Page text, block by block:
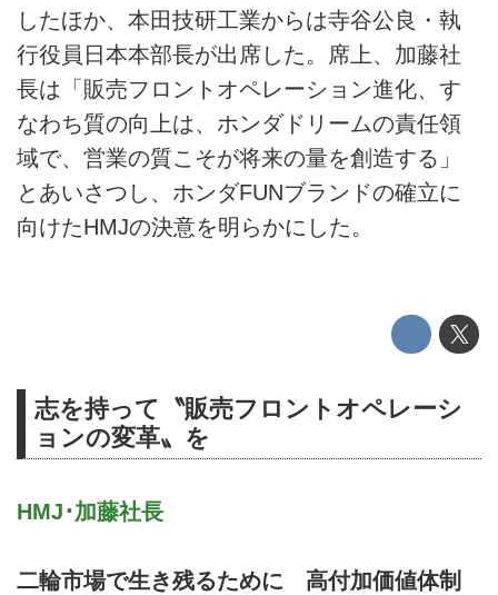
したほか、本田技研工業からは寺谷公良・執
行役員日本本部長が出席した。席上、加藤社
長は「販売フロントオペレーション進化、す
なわち質の向上は、ホンダドリームの責任領
域で、営業の質こそが将来の量を創造する」
とあいさつし、ホンダFUNブランドの確立に
向けたHMJの決意を明らかにした。
志を持って〝販売フロントオペレーシ
ョンの変革〟を
HMJ･加藤社長
二輪市場で生き残るために 高付加価値体制